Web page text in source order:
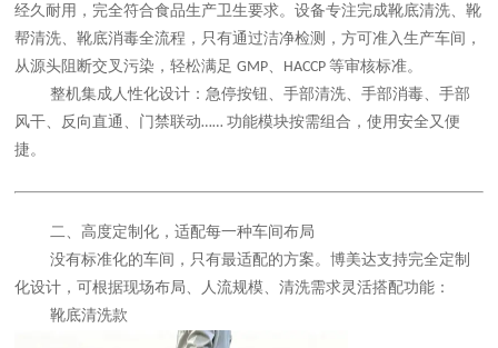
经久耐用，完全符合食品生产卫生要求。设备专注完成靴底清洗、靴
帮清洗、靴底消毒全流程，只有通过洁净检测，方可准入生产车间，
从源头阻断交叉污染，轻松满足GMP HACCP等审核标准。
整机集成人性化设计：急停按钮、手部清洗、手部消毒、手部
风干、反向直通、门禁联动……功能模块按需组合，使用安全又便
捷。
二、高度定制化，适配每一种车间布局
没有标准化的车间，只有最适配的方案。博美达支持完全定制
化设计，可根据现场布局、人流规模、清洗需求灵活搭配功能：
靴底清洗款